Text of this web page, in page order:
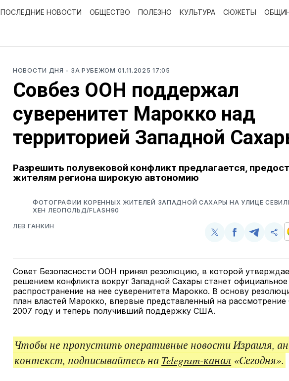
ПОСЛЕДНИЕ НОВОСТИ ОБЩЕСТВО ПОЛЕЗНО КУЛЬТУРА СЮЖЕТЫ
НОВОСТИ ДНЯ - ЗА РУБЕЖОМ 01.11.2025 17:05
Совбез ООН поддержал
суверенитет Марокко над
территорией Западной
Разрешить полувековой конфликт предлагается,
жителям региона широкую автономию
ФОТОГРАФИИ КОРЕННЫХ ЖИТЕЛЕЙ ЗАПАДНОЙ САХАРЫ НА УЛИЦЕ
ХЕН ЛЕОПОЛЬД/FLASH90
ЛЕВ ГАНКИН
Поделиться
Twitter
Поделиться
FacebookTelegram
Совет Безопасности ООН принял резолюцию, в которой
решением конфликта вокруг Западной Сахары станет официальное
распространение на нее суверенитета Марокко. В основу
план властей Марокко, впервые представленный на
2007 году и теперь получивший поддержку США.
Чтобы не пропустить оперативные новости Израиля,
контекст, подписывайтесь на Telegram-канал «Сегодня».